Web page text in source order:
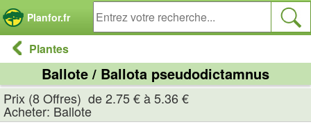
Planfor.fr
Plantes
Ballote / Ballota pseudodictamnus
Prix (8 Offres) de 2.75 € à 5.36 €
Acheter: Ballote
Panneau de gestion des cookies